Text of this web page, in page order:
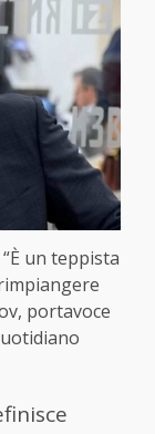
un teppista
portavoce